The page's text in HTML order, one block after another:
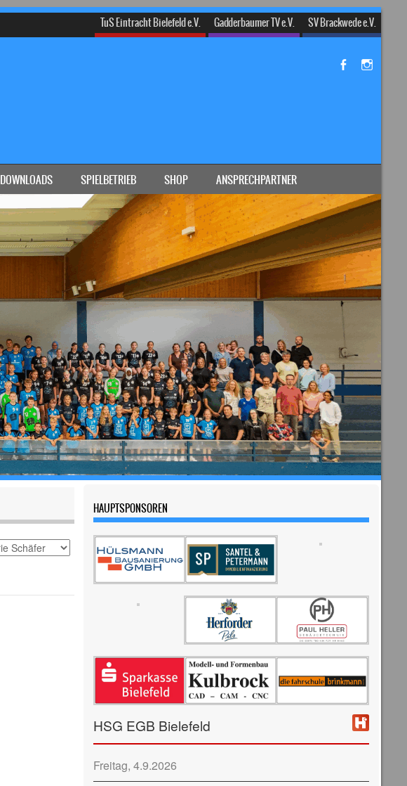
TuS Eintracht Bielefeld e.V. Gadderbaumer TV e.V. SV Brackwede e.V.
DOWNLOADS SPIELBETRIEB SHOP ANSPRECHPARTNER
HAUPTSPONSOREN
HSG EGB Bielefeld
Freitag, 4.9.2026